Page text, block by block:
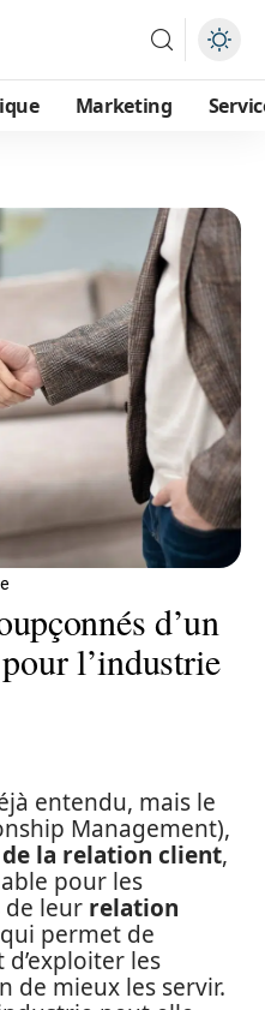
Marketing
d’un
l’industrie
entendu, mais le
Management),
la relation client,
pour les
de leur relation
qui permet de
les
de mieux les servir.